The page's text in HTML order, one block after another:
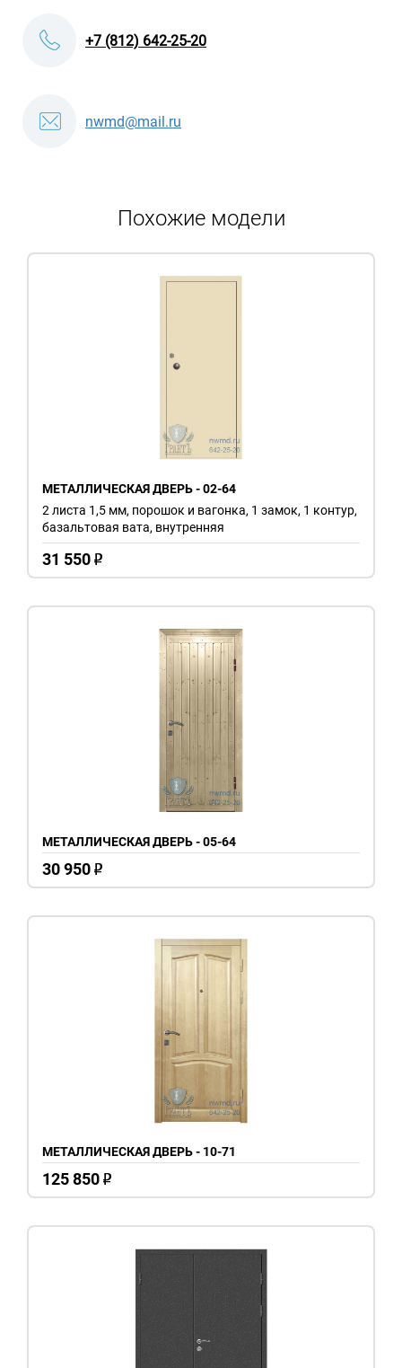
+7 (812) 642-25-20
nwmd@mail.ru
Похожие модели
МЕТАЛЛИЧЕСКАЯ ДВЕРЬ - 02-64
31 550 o
2 листа 1,5 мм, порошок и вагонка, 1 замок, 1 контур,
базальтовая вата, внутренняя
МЕТАЛЛИЧЕСКАЯ ДВЕРЬ - 05-64
30 950 o
МЕТАЛЛИЧЕСКАЯ ДВЕРЬ - 10-71
125 850 o